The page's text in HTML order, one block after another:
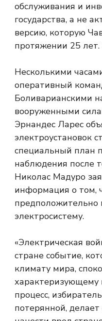
обслуживания и
государства, а не
версию, которую
протяжении 25 лет.
Несколькими
оперативный
Боливарианскими
вооруженными
Эрнандес Ларес
электроустановок
специальный план
наблюдения после
Николас Мадуро
информация о том,
предположительно
электросистему.
«Электрическая
стране событие,
климату мира,
характеризующему
процесс,
потерянной,